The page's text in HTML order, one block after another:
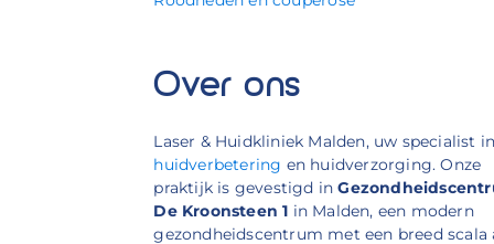
Over ons
Laser & Huidkliniek Malden, uw specialist
huidverbetering en huidverzorging. Onze
praktijk is gevestigd in
De Kroonsteen 1 in Malden, een modern
gezondheidscentrum met een breed scala